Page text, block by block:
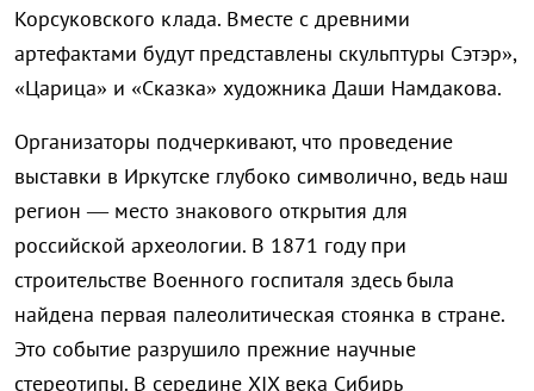
Корсуковского клада. Вместе с древними
артефактами будут представлены скульптуры Сэтэр»,
«Царица» и «Сказка» художника Даши Намдакова.
Организаторы подчеркивают, что проведение
выставки в Иркутске глубоко символично, ведь наш
регион — место знакового открытия для
российской археологии. В 1871 году при
строительстве Военного госпиталя здесь была
найдена первая палеолитическая стоянка в стране.
Это событие разрушило прежние научные
стереотипы. В середине XIX века Сибирь